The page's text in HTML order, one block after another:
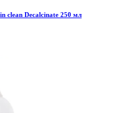
clean Decalcinate 250 мл